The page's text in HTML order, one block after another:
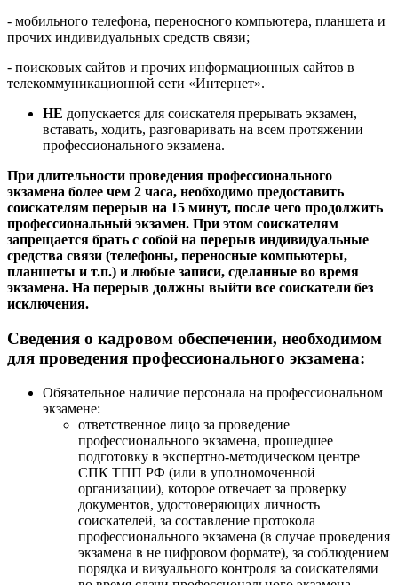
- мобильного телефона, переносного компьютера, планшета и
прочих индивидуальных средств связи;
- поисковых сайтов и прочих информационных сайтов в
телекоммуникационной сети «Интернет».
НЕ допускается для соискателя прерывать экзамен,
вставать, ходить, разговаривать на всем протяжении
профессионального экзамена.
При длительности проведения профессионального
экзамена более чем 2 часа, необходимо предоставить
соискателям перерыв на 15 минут, после чего продолжить
профессиональный экзамен. При этом соискателям
запрещается брать с собой на перерыв индивидуальные
средства связи (телефоны, переносные компьютеры,
планшеты и т.п.) и любые записи, сделанные во время
экзамена. На перерыв должны выйти все соискатели без
исключения.
Сведения о кадровом обеспечении, необходимом
для проведения профессионального экзамена:
Обязательное наличие персонала на профессиональном
экзамене:
ответственное лицо за проведение
профессионального экзамена, прошедшее
подготовку в экспертно-методическом центре
СПК ТПП РФ (или в уполномоченной
организации), которое отвечает за проверку
документов, удостоверяющих личность
соискателей, за составление протокола
профессионального экзамена (в случае проведения
экзамена в не цифровом формате), за соблюдением
порядка и визуального контроля за соискателями